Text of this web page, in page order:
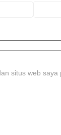
situs web